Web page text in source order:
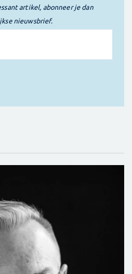
artikel, abonneer je dan
nieuwsbrief.